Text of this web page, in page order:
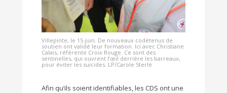
Villepinte, le 15 juin. De nouveaux codétenus de
soutien ont validé leur formation. Ici avec Christiane
Calais, référente Croix Rouge. Ce sont des
sentinelles, qui ouvrent l’œil derrière les barreaux,
pour éviter les suicides. LP/Carole Sterlé
Afin qu’ils soient identifiables, les CDS ont une